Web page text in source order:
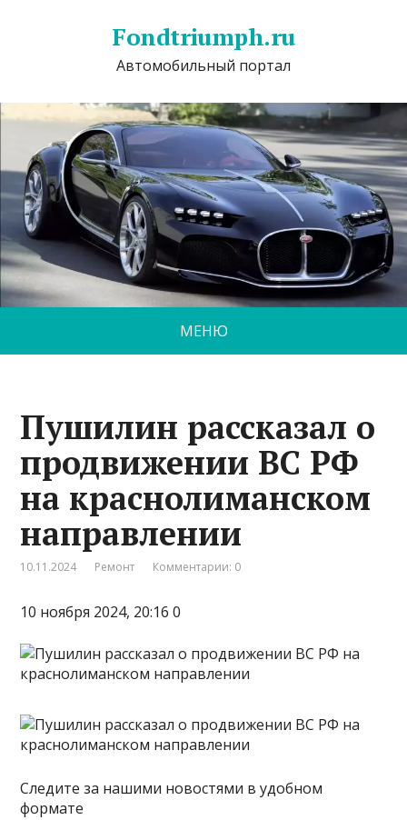
Fondtriumph.ru
Автомобильный портал
МЕНЮ
Пушилин рассказал о
продвижении ВС РФ
на краснолиманском
направлении
10.11.2024 Ремонт Комментарии: 0
10 ноября 2024, 20:16 0
Следите за нашими новостями в удобном
формате